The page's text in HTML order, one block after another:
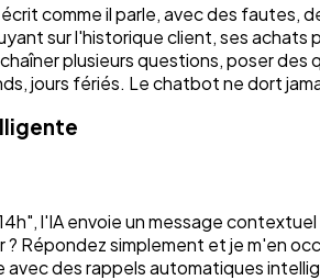
comme il parle, avec des fautes,
sur l'historique client, ses
plusieurs questions, poser
jours fériés. Le chatbot ne dort
l'IA envoie un message
Répondez simplement et je m'en
des rappels automatiques